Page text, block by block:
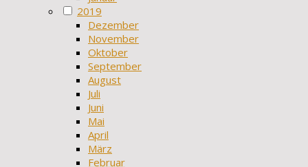
2019
Dezember
November
Oktober
September
August
Juli
Juni
Mai
April
März
Februar